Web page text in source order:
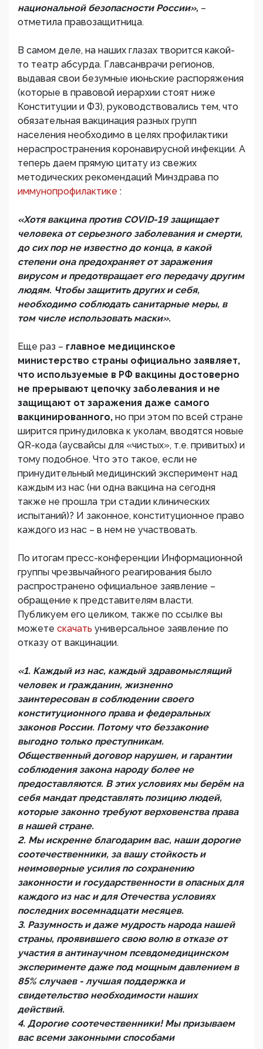
национальной безопасности России», –
отметила правозащитница.
В самом деле, на наших глазах творится какой-
то театр абсурда. Главсанврачи регионов,
выдавая свои безумные июньские распоряжения
(которые в правовой иерархии стоят ниже
Конституции и ФЗ), руководствовались тем, что
обязательная вакцинация разных групп
населения необходимо в целях профилактики
нераспространения коронавирусной инфекции. А
теперь даем прямую цитату из свежих
методических рекомендаций Минздрава по
иммунопрофилактике :
«Хотя вакцина против COVID-19 защищает
человека от серьезного заболевания и смерти,
до сих пор не известно до конца, в какой
степени она предохраняет от заражения
вирусом и предотвращает его передачу другим
людям. Чтобы защитить других и себя,
необходимо соблюдать санитарные меры, в
том числе использовать маски».
Еще раз – главное медицинское
министерство страны официально заявляет,
что используемые в РФ вакцины достоверно
не прерывают цепочку заболевания и не
защищают от заражения даже самого
вакцинированного, но при этом по всей стране
ширится принудиловка к уколам, вводятся новые
QR-кода (аусвайсы для «чистых», т.е. привитых) и
тому подобное. Что это такое, если не
принудительный медицинский эксперимент над
каждым из нас (ни одна вакцина на сегодня
также не прошла три стадии клинических
испытаний)? И законное, конституционное право
каждого из нас – в нем не участвовать.
По итогам пресс-конференции Информационной
группы чрезвычайного реагирования было
распространено официальное заявление –
обращение к представителям власти.
Публикуем его целиком, также по ссылке вы
можете скачать универсальное заявление по
отказу от вакцинации.
«1. Каждый из нас, каждый здравомыслящий
человек и гражданин, жизненно
заинтересован в соблюдении своего
конституционного права и федеральных
законов России. Потому что беззаконие
выгодно только преступникам.
Общественный договор нарушен, и гарантии
соблюдения закона народу более не
предоставляются. В этих условиях мы берём на
себя мандат представлять позицию людей,
которые законно требуют верховенства права
в нашей стране.
2. Мы искренне благодарим вас, наши дорогие
соотечественники, за вашу стойкость и
неимоверные усилия по сохранению
законности и государственности в опасных для
каждого из нас и для Отечества условиях
последних восемнадцати месяцев.
3. Разумность и даже мудрость народа нашей
страны, проявившего свою волю в отказе от
участия в антинаучном псевдомедицинском
эксперименте даже под мощным давлением в
85% случаев - лучшая поддержка и
свидетельство необходимости наших
действий.
4. Дорогие соотечественники! Мы призываем
вас всеми законными способами